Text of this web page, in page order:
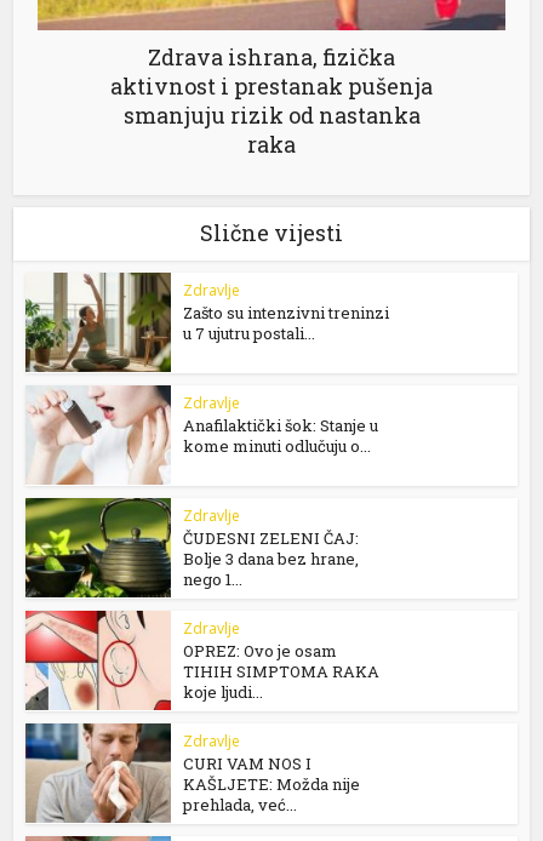
Zdrava ishrana, fizička
aktivnost i prestanak pušenja
smanjuju rizik od nastanka
raka
Slične vijesti
Zdravlje
Zašto su intenzivni treninzi
u 7 ujutru postali...
Zdravlje
Anafilaktički šok: Stanje u
kome minuti odlučuju o...
Zdravlje
ČUDESNI ZELENI ČAJ:
Bolje 3 dana bez hrane,
nego 1...
Zdravlje
OPREZ: Ovo je osam
TIHIH SIMPTOMA RAKA
koje ljudi...
Zdravlje
CURI VAM NOS I
KAŠLJETE: Možda nije
prehlada, već...